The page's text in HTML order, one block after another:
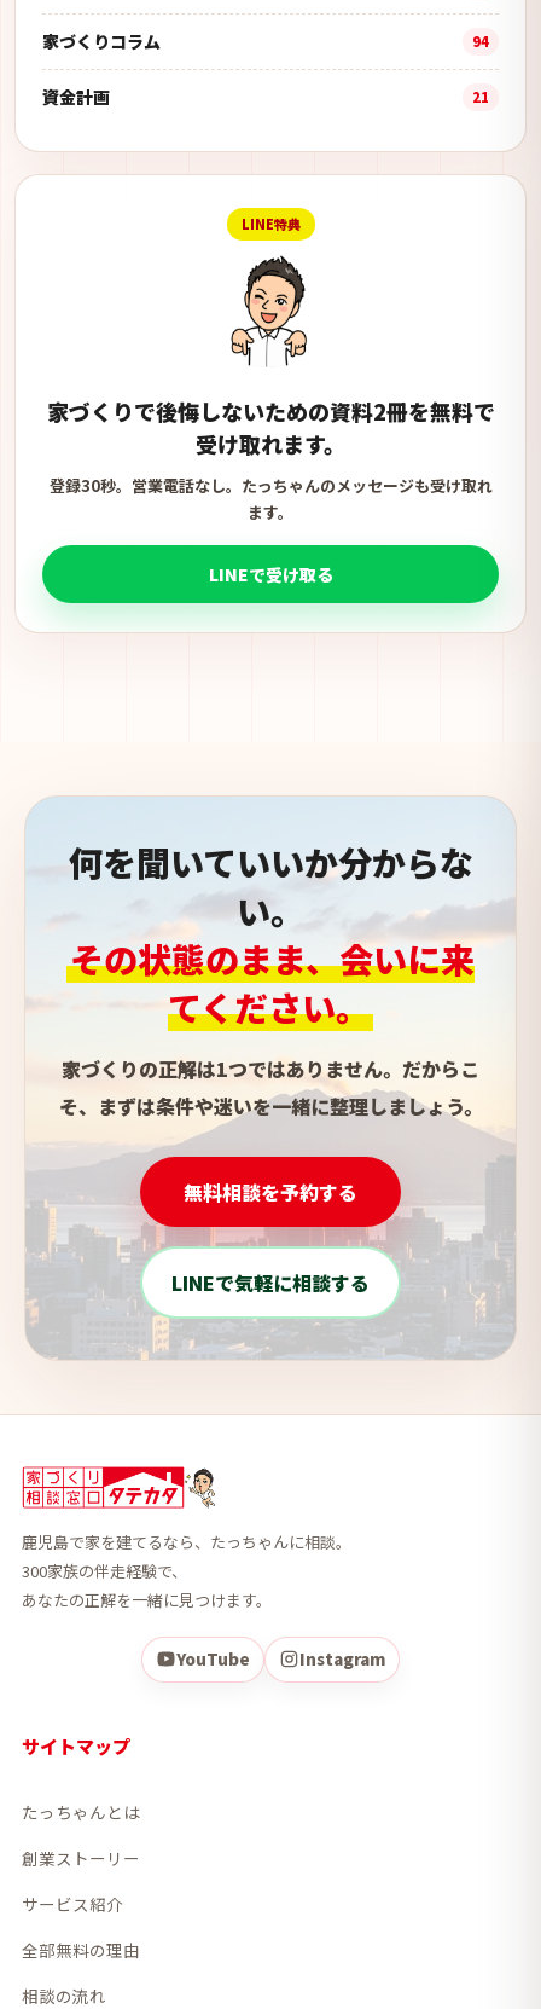
家づくりコラム 94
資金計画 21
LINE特典
家づくりで後悔しないための資料2冊を無料で
受け取れます。
登録30秒。営業電話なし。たっちゃんのメッセージも受け取れ
ます。
LINEで受け取る
何を聞いていいか分からな
い。
その状態のまま、会いに来
てください。
家づくりの正解は1つではありません。だからこ
そ、まずは条件や迷いを一緒に整理しましょう。
無料相談を予約する
LINEで気軽に相談する
鹿児島で家を建てるなら、たっちゃんに相談。
300家族の伴走経験で、
あなたの正解を一緒に見つけます。
YouTube Instagram
サイトマップ
たっちゃんとは
創業ストーリー
サービス紹介
全部無料の理由
相談の流れ